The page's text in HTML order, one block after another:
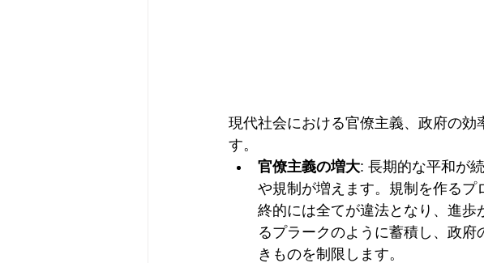
現代社会における官僚主義、政府の効
す。
官僚主義の増大: 長期的な平和が
や規制が増えます。規制を作る
終的には全てが違法となり、進歩
るプラークのように蓄積し、政
きものを制限します。